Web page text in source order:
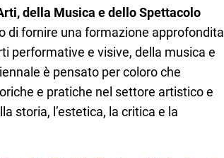
scolastico, anche quelli più ostici, con un
di contenuti multimediali a supporto della
della Musica e dello Spettacolo
di fornire una formazione approfondita
performative e visive, della musica e
è pensato per coloro che
e pratiche nel settore artistico e
storia, l’estetica, la critica e la